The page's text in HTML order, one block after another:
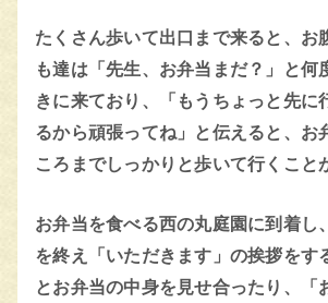
たくさん歩いて出口まで来ると、お
も達は「先生、お弁当まだ？」と何
きに来ており、「もうちょっと先に
るから頑張ってね」と伝えると、お
ころまでしっかりと歩いて行くこと
お弁当を食べる西の丸庭園に到着し
を終え「いただきます」の挨拶をす
とお弁当の中身を見せ合ったり、「